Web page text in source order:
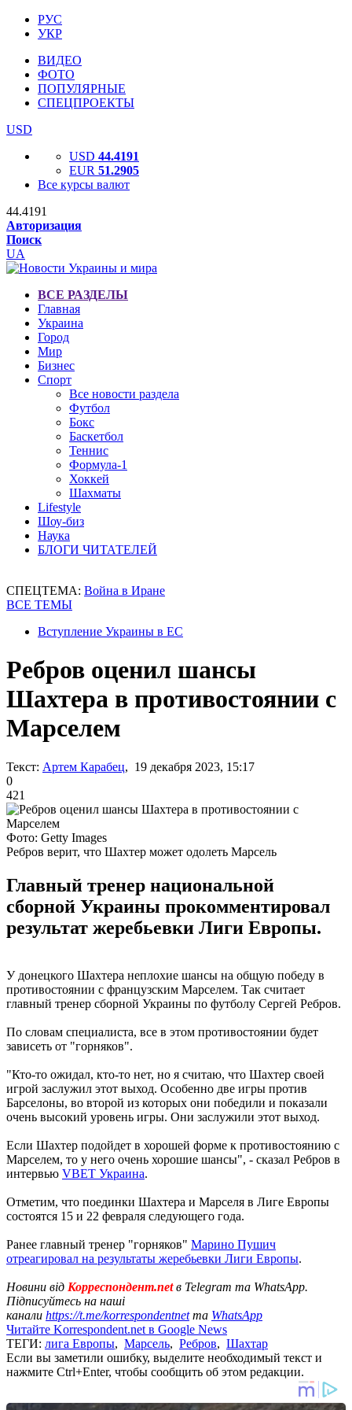
РУС
УКР
ВИДЕО
ФОТО
ПОПУЛЯРНЫЕ
СПЕЦПРОЕКТЫ
USD
USD 44.4191
EUR 51.2905
Все курсы валют
44.4191
Авторизация
Поиск
UA
ВСЕ РАЗДЕЛЫ
Главная
Украина
Город
Мир
Бизнес
Спорт
Все новости раздела
Футбол
Бокс
Баскетбол
Теннис
Формула-1
Хоккей
Шахматы
Lifestyle
Шоу-биз
Наука
БЛОГИ ЧИТАТЕЛЕЙ
СПЕЦТЕМА: Война в Иране
ВСЕ ТЕМЫ
Вступление Украины в ЕС
Ребров оценил шансы
Шахтера в противостоянии с
Марселем
Текст: Артем Карабец, 19 декабря 2023, 15:17
0
421
Фото: Getty Images
Ребров верит, что Шахтер может одолеть Марсель
Главный тренер национальной
сборной Украины прокомментировал
результат жеребьевки Лиги Европы.
У донецкого Шахтера неплохие шансы на общую победу в
противостоянии с французским Марселем. Так считает
главный тренер сборной Украины по футболу Сергей Ребров.
По словам специалиста, все в этом противостоянии будет
зависеть от "горняков".
"Кто-то ожидал, кто-то нет, но я считаю, что Шахтер своей
игрой заслужил этот выход. Особенно две игры против
Барселоны, во второй из которых они победили и показали
очень высокий уровень игры. Они заслужили этот выход.
Если Шахтер подойдет в хорошей форме к противостоянию с
Марселем, то у него очень хорошие шансы", - сказал Ребров в
интервью VBET Украина.
Отметим, что поединки Шахтера и Марселя в Лиге Европы
состоятся 15 и 22 февраля следующего года.
Ранее главный тренер "горняков" Марино Пушич
отреагировал на результаты жеребьевки Лиги Европы.
Новини від Корреспондент.netв Telegram та WhatsApp.
Підписуйтесь на наші
канали https://t.me/korrespondentnetта WhatsApp
Читайте Korrespondent.net в Google News
ТЕГИ: лига Европы, Марсель, Ребров, Шахтар
Если вы заметили ошибку, выделите необходимый текст и
нажмите Ctrl+Enter, чтобы сообщить об этом редакции.